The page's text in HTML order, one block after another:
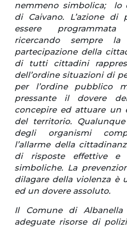
nemmeno simbolica; lo
di Caivano. L’azione di
essere
ricercando sempre
partecipazione della
di tutti cittadini
dell’ordine situazioni di
per l’ordine pubblico
pressante il dovere
concepire ed attuare un
del territorio.
degli organismi
l’allarme della
di risposte effettive e
simboliche. La
dilagare della violenza è
ed un dovere assoluto.
Il Comune di
adeguate risorse di